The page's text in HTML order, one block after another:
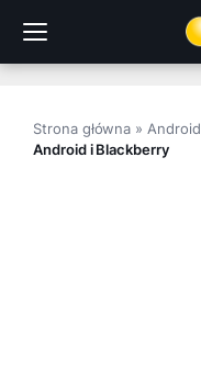
treści
Strona główna » Android
Android i Blackberry